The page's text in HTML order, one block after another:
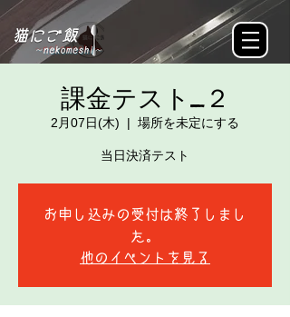
課金テスト_２
2月07日(木)
  |
場所を未定にする
当日決済テスト
お申し込みの受付は終了しまし
た。
他のイベントを見る